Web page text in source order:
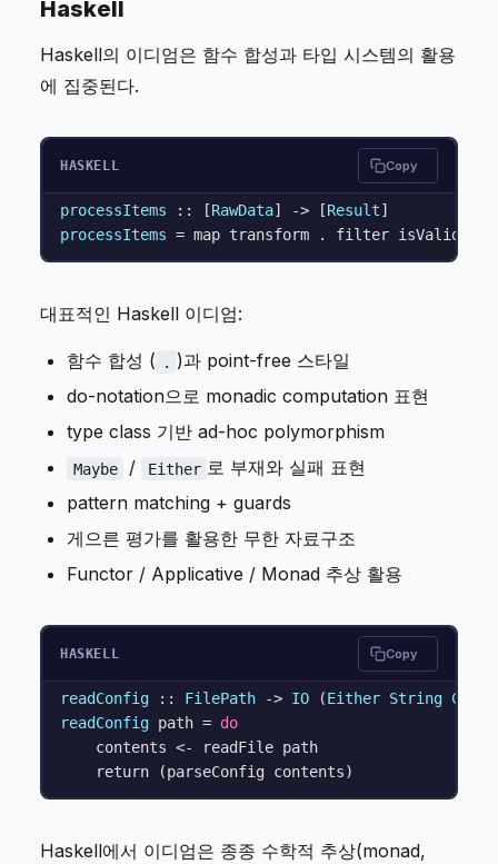
Haskell
Haskell의 이디엄은 함수 합성과 타입 시스템의 활용
에 집중된다.
HASKELL Copy
processItems :: [RawData] -> [Result
processItems
대표적인 Haskell 이디엄:
함수 합성 ( . )과 point-free 스타일
do-notation으로 monadic computation 표현
type class 기반 ad-hoc polymorphism
Maybe / Either 로 부재와 실패 표현
pattern matching + guards
게으른 평가를 활용한 무한 자료구조
Functor / Applicative / Monad 추상 활용
HASKELL Copy
readConfig :: FilePath -> IO (Either String
readConfig path = do
    contents <- readFile path
Haskell에서 이디엄은 종종 수학적 추상(monad,